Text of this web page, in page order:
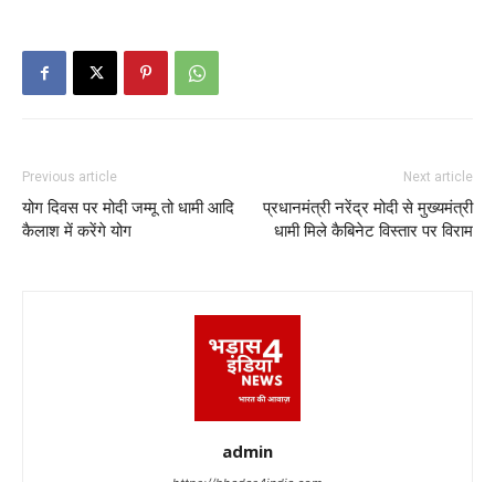
Previous article
योग दिवस पर मोदी जम्मू तो धामी आदि
कैलाश में करेंगे योग
Next article
प्रधानमंत्री नरेंद्र मोदी से मुख्यमंत्री
धामी मिले कैबिनेट विस्तार पर विराम
admin